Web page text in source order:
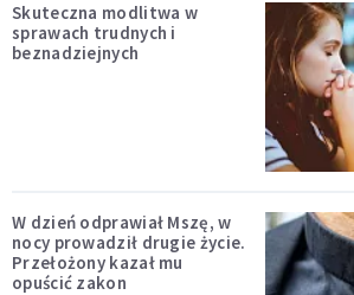
Skuteczna modlitwa w
sprawach trudnych i
beznadziejnych
W dzień odprawiał Mszę, w
nocy prowadził drugie życie.
Przełożony kazał mu
opuścić zakon